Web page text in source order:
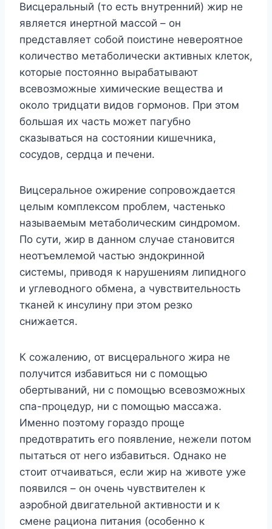
Висцеральный (то есть внутренний) жир не
является инертной массой – он
представляет собой поистине невероятное
количество метаболически активных клеток,
которые постоянно вырабатывают
всевозможные химические вещества и
около тридцати видов гормонов. При этом
большая их часть может пагубно
сказываться на состоянии кишечника,
сосудов, сердца и печени.
Вицсеральное ожирение сопровождается
целым комплексом проблем, частенько
называемым метаболическим синдромом.
По сути, жир в данном случае становится
неотъемлемой частью эндокринной
системы, приводя к нарушениям липидного
и углеводного обмена, а чувствительность
тканей к инсулину при этом резко
снижается.
К сожалению, от висцерального жира не
получится избавиться ни с помощью
обертываний, ни с помощью всевозможных
спа-процедур, ни с помощью массажа.
Именно поэтому гораздо проще
предотвратить его появление, нежели потом
пытаться от него избавиться. Однако не
стоит отчаиваться, если жир на животе уже
появился – он очень чувствителен к
аэробной двигательной активности и к
смене рациона питания (особенно к